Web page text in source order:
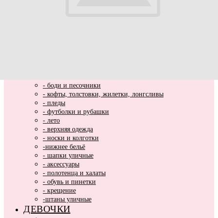
- боди и песочники
- кофты, толстовки, жилетки, лонгсливы
- пледы
- футболки и рубашки
- лето
- верхняя одежда
- носки и колготки
-нижнее бельё
- шапки уличные
- аксессуары
- полотенца и халаты
- обувь и пинетки
- крещение
-штаны уличные
ДЕВОЧКИ